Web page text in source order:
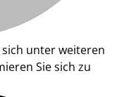
unter weiteren
Sie sich zu